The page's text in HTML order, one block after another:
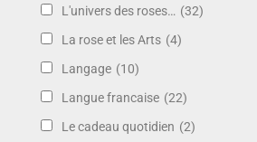
L'univers des roses… (32)
La rose et les Arts (4)
Langage (10)
Langue francaise (22)
Le cadeau quotidien (2)